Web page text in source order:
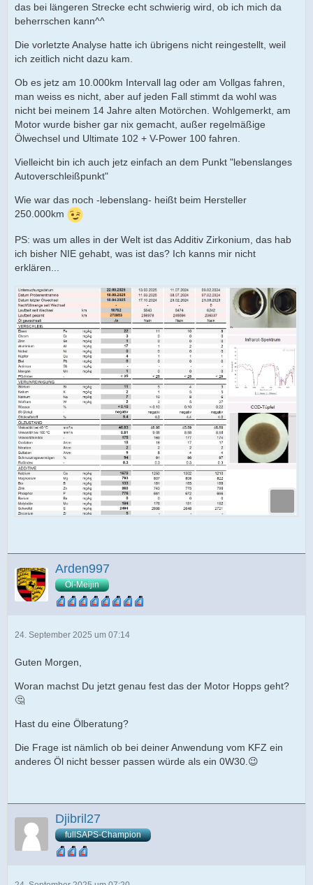
das bei längeren Strecke echt schwierig wird, ob ich mich da
beherrschen kann^^
Die vorletzte Analyse hatte ich übrigens nicht reingestellt, weil
ich zeitlich nicht dazu kam.
Ob es jetz am 10.000km Intervall lag oder am Vollgas fahren,
man weiss es nicht, aber auf jeden Fall stimmt da wohl was
nicht bei meinem 14 Jahre alten Motörchen. Wohlgemerkt, am
Motor wurde bisher gar nix gemacht, außer regelmäßige
Ölwechsel und Ultimate 102 + V-Power 100 fahren.
Vielleicht bin ich auch jetz einfach an dem Punkt "lebenslanges
Autoverschleißpunkt"
Wie war das noch -lebenslang- heißt beim Hersteller
250.000km
PS: was um alles in der Welt ist das Additiv Zirkonium, das hab
ich bisher NIE gehabt, was ist das? Ich kanns mir nicht
erklären...
Arden997
Öl-Meijin
24. September 2025 um 07:14
Guten Morgen,
Woran machst Du jetzt genau fest das der Motor Hopps geht?
🤔
Hast du eine Ölberatung?
Die Frage ist nämlich ob bei deiner Anwendung vom KFZ ein
anderes Öl nicht besser passen würde als ein 0W30.😉
Djibril27
fullSAPS-Champion